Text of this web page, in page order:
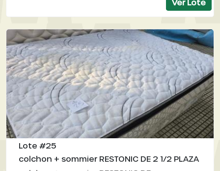
Ver Lote
Lote #25
colchon + sommier RESTONIC DE 2 1/2 PLAZA